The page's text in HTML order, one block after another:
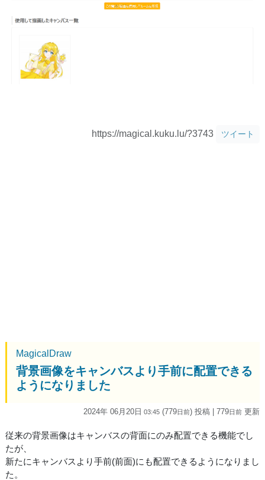
https://magical.kuku.lu/?3743 ツイート
MagicalDraw
背景画像をキャンバスより手前に配置できる
ようになりました
2024年 06月20日 03:45 (779日前) 投稿 | 779日前 更新
従来の背景画像はキャンバスの背面にのみ配置できる機能でし
たが、
新たにキャンバスより手前(前面)にも配置できるようになりまし
た。